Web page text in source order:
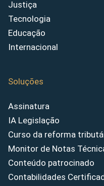
Justiça
Tecnologia
Educação
Internacional
Soluções
Assinatura
IA Legislação
Curso da reforma
Monitor de Notas
Conteúdo patrocinado
Contabilidades